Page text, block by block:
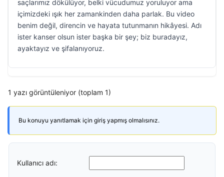
saçlarımız dökülüyor, belki vücudumuz yoruluyor ama
içimizdeki ışık her zamankinden daha parlak. Bu video
benim değil, direncin ve hayata tutunmanın hikâyesi. Adı
ister kanser olsun ister başka bir şey; biz buradayız,
ayaktayız ve şifalanıyoruz.
1 yazı görüntüleniyor (toplam 1)
Bu konuyu yanıtlamak için giriş yapmış olmalısınız.
Kullanıcı adı: